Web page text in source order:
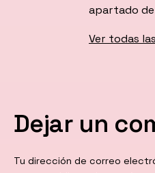
apartado
Ver todas
Dejar un
Tu dirección de correo